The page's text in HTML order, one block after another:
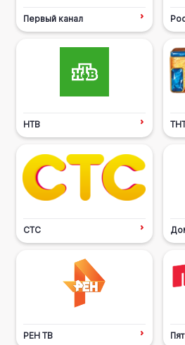
Первый канал
НТВ
СТС
РЕН ТВ